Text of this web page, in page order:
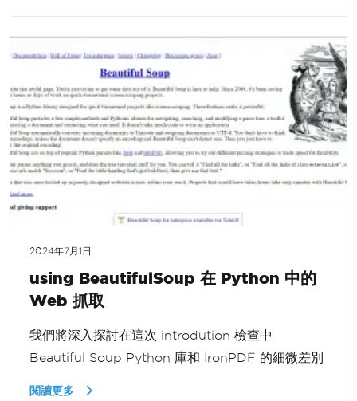
2024年7月1日
using BeautifulSoup 在 Python 中的
Web 抓取
我們將深入探討在這次 introdution 檢查中
Beautiful Soup Python 庫和 IronPDF 的細微差別
閱讀更多